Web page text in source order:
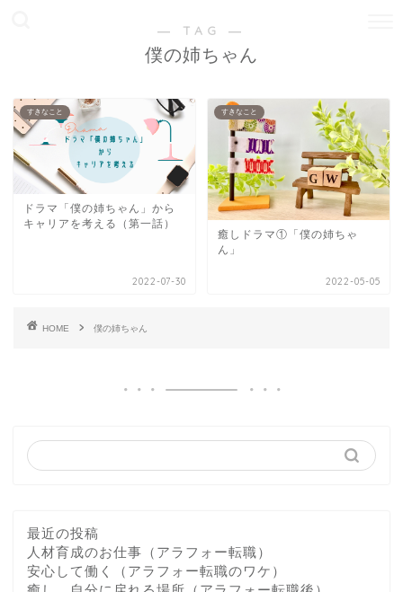
― TAG ―
僕の姉ちゃん
すきなこと
ドラマ「僕の姉ちゃん」から
キャリアを考える（第一話）
2022-07-30
すきなこと
癒しドラマ①「僕の姉ちゃ
ん」
2022-05-05
HOME 僕の姉ちゃん
最近の投稿
人材育成のお仕事（アラフォー転職）
安心して働く（アラフォー転職のワケ）